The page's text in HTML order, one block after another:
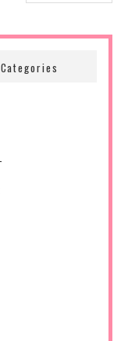
Categories